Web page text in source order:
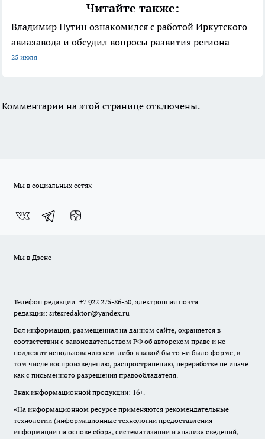
Читайте также:
Владимир Путин ознакомился с работой Иркутского
авиазавода и обсудил вопросы развития региона
25 июля
Комментарии на этой странице отключены.
Мы в социальных сетях
Мы в Дзене
Телефон редакции: +7 922 275-86-30, электронная почта
редакции: sitesredaktor@yandex.ru
Вся информация, размещенная на данном сайте, охраняется в
соответствии с законодательством РФ об авторском праве и не
подлежит использованию кем-либо в какой бы то ни было форме, в
том числе воспроизведению, распространению, переработке не иначе
как с письменного разрешения правообладателя.
Знак информационной продукции: 16+.
«На информационном ресурсе применяются рекомендательные
технологии (информационные технологии предоставления
информации на основе сбора, систематизации и анализа сведений,